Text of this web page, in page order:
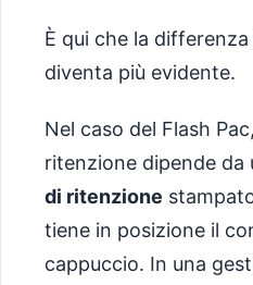
È qui che la
diventa più evidente.
Nel caso del Flash
ritenzione dipende da
di ritenzione
tiene in posizione il
cappuccio. In una